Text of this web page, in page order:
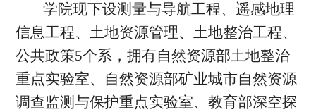
学院现下设测量与导航工程、遥感地理
信息工程、土地资源管理、土地整治工程、
公共政策5个系，拥有自然资源部土地整治
重点实验室、自然资源部矿业城市自然资源
调查监测与保护重点实验室、教育部深空探